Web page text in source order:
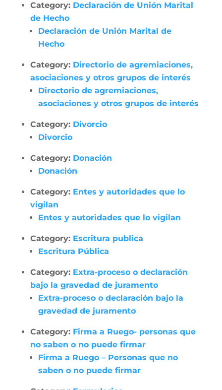
Category: Declaración de Unión Marital
de Hecho
Declaración de Unión Marital de
Hecho
Category: Directorio de agremiaciones,
asociaciones y otros grupos de interés
Directorio de agremiaciones,
asociaciones y otros grupos de interés
Category: Divorcio
Divorcio
Category: Donación
Donación
Category: Entes y autoridades que lo
vigilan
Entes y autoridades que lo vigilan
Category: Escritura publica
Escritura Pública
Category: Extra-proceso o declaración
bajo la gravedad de juramento
Extra-proceso o declaración bajo la
gravedad de juramento
Category: Firma a Ruego- personas que
no saben o no puede firmar
Firma a Ruego – Personas que no
saben o no puede firmar